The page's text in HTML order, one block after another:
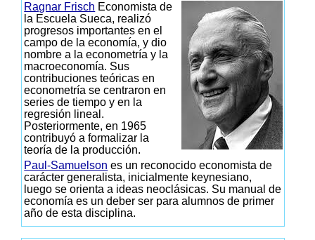
Ragnar Frisch Economista de
la Escuela Sueca, realizó
progresos importantes en el
campo de la economía, y dio
nombre a la econometría y la
macroeconomía. Sus
contribuciones teóricas en
econometría se centraron en
series de tiempo y en la
regresión lineal.
Posteriormente, en 1965
contribuyó a formalizar la
teoría de la producción.
Paul-Samuelson es un reconocido economista de
carácter generalista, inicialmente keynesiano,
luego se orienta a ideas neoclásicas. Su manual de
economía es un deber ser para alumnos de primer
año de esta disciplina.